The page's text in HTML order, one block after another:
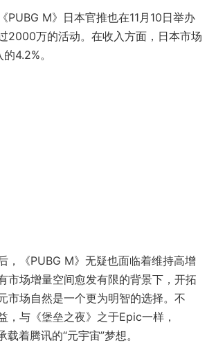
PUBG M》日本官推也在11月10日举办
2000万的活动。在收入方面，日本市场
4.2%。
，《PUBG M》无疑也面临着维持高增
市场增量空间愈发有限的背景下，开拓
市场自然是一个更为明智的选择。不
，与《堡垒之夜》之于Epic一样，
载着腾讯的“元宇宙”梦想。